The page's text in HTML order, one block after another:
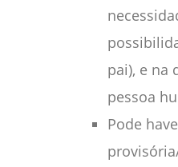
pai), e na
pessoa
Pode